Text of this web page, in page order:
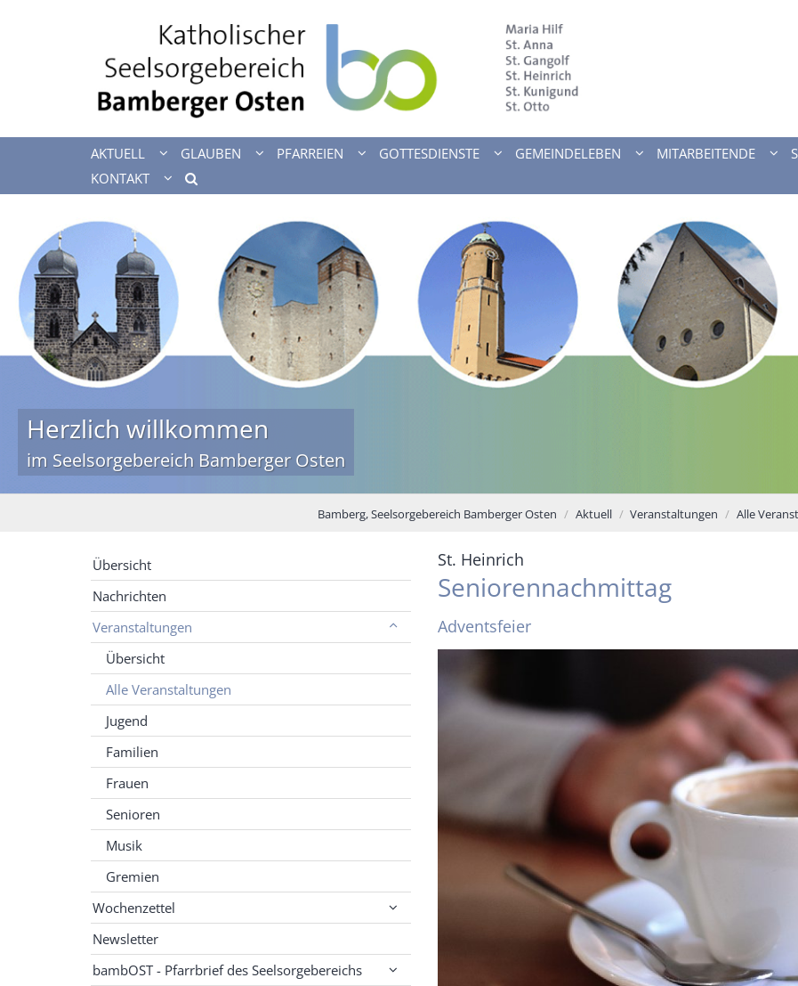
AKTUELL GLAUBEN PFARREIEN GOTTESDIENSTE GEMEINDELEBEN MITARBEITENDE
KONTAKT
Herzlich willkommen
im Seelsorgebereich Bamberger Osten
Bamberg, Seelsorgebereich Bamberger Osten Aktuell Veranstaltungen Alle
St. Heinrich
Seniorennachmittag
Adventsfeier
Übersicht
Nachrichten
Veranstaltungen
Übersicht
Alle Veranstaltungen
Jugend
Familien
Frauen
Senioren
Musik
Gremien
Wochenzettel
Newsletter
bambOST - Pfarrbrief des Seelsorgebereichs